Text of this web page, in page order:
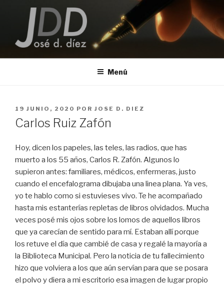
contenido
JOSE D. DIEZ
Menú
PUBLICADO
EL
19 JUNIO, 2020 POR JOSE D. DIEZ
Carlos Ruiz Zafón
Hoy, dicen los papeles, las teles, las radios, que has
muerto a los 55 años, Carlos R. Zafón. Algunos lo
supieron antes: familiares, médicos, enfermeras, justo
cuando el encefalograma dibujaba una linea plana. Ya ves,
yo te hablo como si estuvieses vivo. Te he acompañado
hasta mis estanterías repletas de libros olvidados. Mucha
veces posé mis ojos sobre los lomos de aquellos libros
que ya carecían de sentido para mí. Estaban allí porque
los retuve el día que cambié de casa y regalé la mayoría a
la Biblioteca Municipal. Pero la noticia de tu fallecimiento
hizo que volviera a los que aún servían para que se posara
el polvo y diera a mi escritorio esa imagen de lugar propio